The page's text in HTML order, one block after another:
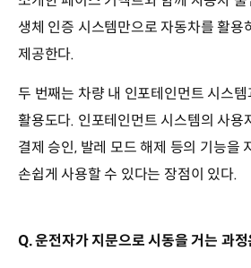
생체 인증 시스템만으로 자동차를 활용
제공한다.
두 번째는 차량 내 인포테인먼트 시스
활용도다. 인포테인먼트 시스템의 사용
결제 승인, 발레 모드 해제 등의 기능을
손쉽게 사용할 수 있다는 장점이 있다.
Q. 운전자가 지문으로 시동을 거는 과정